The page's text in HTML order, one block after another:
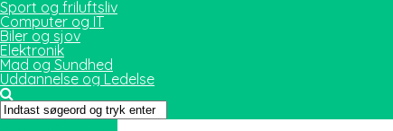
Sport og friluftsliv
Computer og IT
Biler og sjov
Elektronik
Mad og Sundhed
Uddannelse og Ledelse